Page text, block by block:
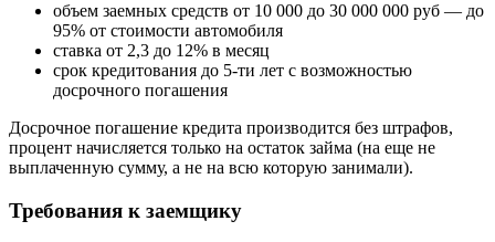
объем заемных средств от 10 000 до 30 000 000 руб — до
95% от стоимости автомобиля
ставка от 2,3 до 12% в месяц
срок кредитования до 5-ти лет с возможностью
досрочного погашения
Досрочное погашение кредита производится без штрафов,
процент начисляется только на остаток займа (на еще не
выплаченную сумму, а не на всю которую занимали).
Требования к заемщику